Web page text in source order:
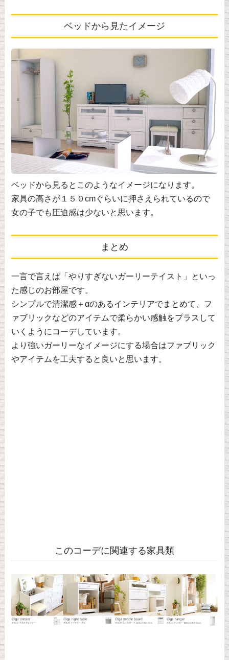
ベッドから見たイメージ
ベッドから見るとこのようなイメージになります。
家具の高さが１５０cmぐらいに押さえられているので
女の子でも圧迫感は少ないと思います。
まとめ
一言で言えば「やりすぎないガーリーテイスト」といっ
た感じのお部屋です。
シンプルで清潔感＋αのあるインテリアでまとめて、フ
ァブリックなどのアイテムで柔らかい感触をプラスして
いくようにコーデしています。
より強いガーリーなイメージにする場合はファブリック
やアイテムを工夫すると良いと思います。
このコーデに関連する家具類